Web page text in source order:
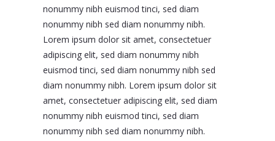
nonummy nibh euismod tinci, sed diam
nonummy nibh sed diam nonummy nibh.
Lorem ipsum dolor sit amet, consectetuer
adipiscing elit, sed diam nonummy nibh
euismod tinci, sed diam nonummy nibh sed
diam nonummy nibh. Lorem ipsum dolor sit
amet, consectetuer adipiscing elit, sed diam
nonummy nibh euismod tinci, sed diam
nonummy nibh sed diam nonummy nibh.